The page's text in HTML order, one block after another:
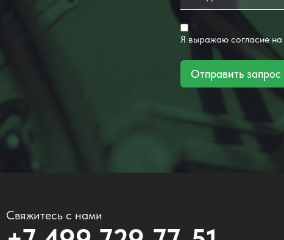
Я выражаю согласие на
Отправить запрос
Свяжитесь с нами